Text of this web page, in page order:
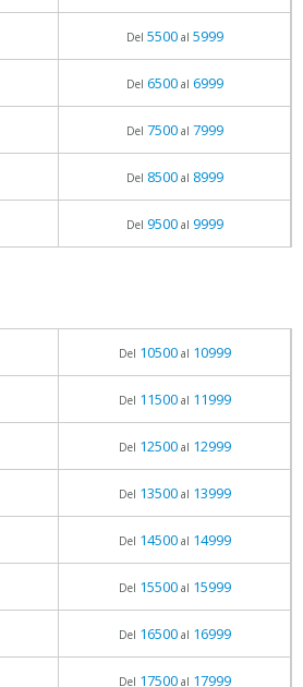
Del 5500al 5999
Del 6500al 6999
Del 7500al 7999
Del 8500al 8999
Del 9500al 9999
Del 10500al 10999
Del 11500al 11999
Del 12500al 12999
Del 13500al 13999
Del 14500al 14999
Del 15500al 15999
Del 16500al 16999
Del 17500al 17999